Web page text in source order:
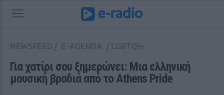
Για χατίρι σου ξημερώνει: Μια ελληνική
μουσική βραδιά από το Athens Pride